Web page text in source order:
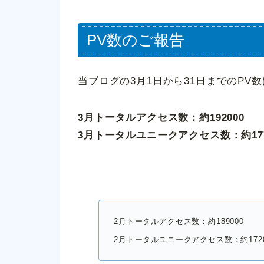
PV数のご報告
当ブログの3月1日から31日までのPV
3月トータルアクセス数：約192000
3月トータルユニークアクセス数：約
2月トータルアクセス数：約189000
2月トータルユニークアクセス数：約